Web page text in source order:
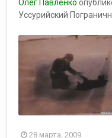
Олег Павленко
Уссурийский
28 марта, 2009